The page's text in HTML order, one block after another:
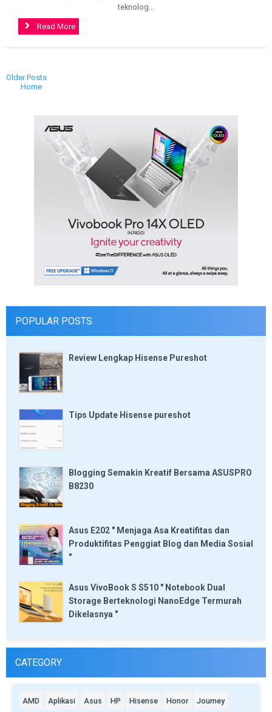
teknolog...
>
Read More
Older Posts
Home
POPULAR POSTS
Review Lengkap Hisense Pureshot
Tips Update Hisense pureshot
Blogging Semakin Kreatif Bersama ASUSPRO
B8230
Asus E202 " Menjaga Asa Kreatifitas dan
Produktifitas Penggiat Blog dan Media Sosial
"
Asus VivoBook S S510 " Notebook Dual
Storage Berteknologi NanoEdge Termurah
Dikelasnya "
CATEGORY
AMD Aplikasi Asus HP Hisense Honor Journey